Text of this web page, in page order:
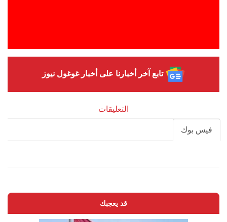
تابع آخر أخبارنا على أخبار غوغول نيوز
التعليقات
فيس بوك
قد يعجبك